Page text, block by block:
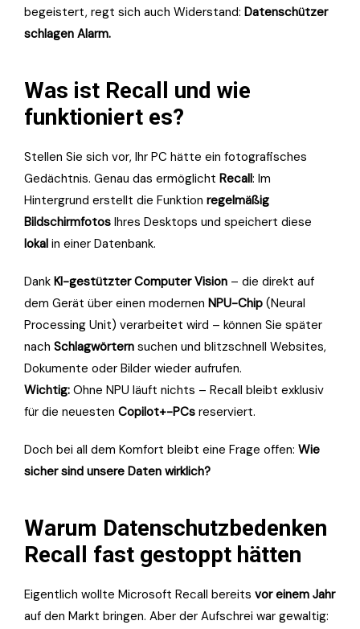
begeistert, regt sich auch Widerstand: Datenschützer
schlagen Alarm.
Was ist Recall und wie
funktioniert es?
Stellen Sie sich vor, Ihr PC hätte ein fotografisches
Gedächtnis. Genau das ermöglicht Recall: Im
Hintergrund erstellt die Funktion regelmäßig
Bildschirmfotos Ihres Desktops und speichert diese
lokal in einer Datenbank.
Dank KI-gestützter Computer Vision – die direkt auf
dem Gerät über einen modernen NPU-Chip (Neural
Processing Unit) verarbeitet wird – können Sie später
nach Schlagwörtern suchen und blitzschnell Websites,
Dokumente oder Bilder wieder aufrufen.
Wichtig: Ohne NPU läuft nichts – Recall bleibt exklusiv
für die neuesten Copilot+-PCs reserviert.
Doch bei all dem Komfort bleibt eine Frage offen: Wie
sicher sind unsere Daten wirklich?
Warum Datenschutzbedenken
Recall fast gestoppt hätten
Eigentlich wollte Microsoft Recall bereits vor einem Jahr
auf den Markt bringen. Aber der Aufschrei war gewaltig: